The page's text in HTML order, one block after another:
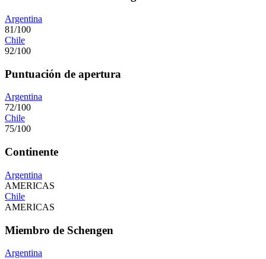
Argentina
81/100
Chile
92/100
Puntuación de apertura
Argentina
72/100
Chile
75/100
Continente
Argentina
AMERICAS
Chile
AMERICAS
Miembro de Schengen
Argentina